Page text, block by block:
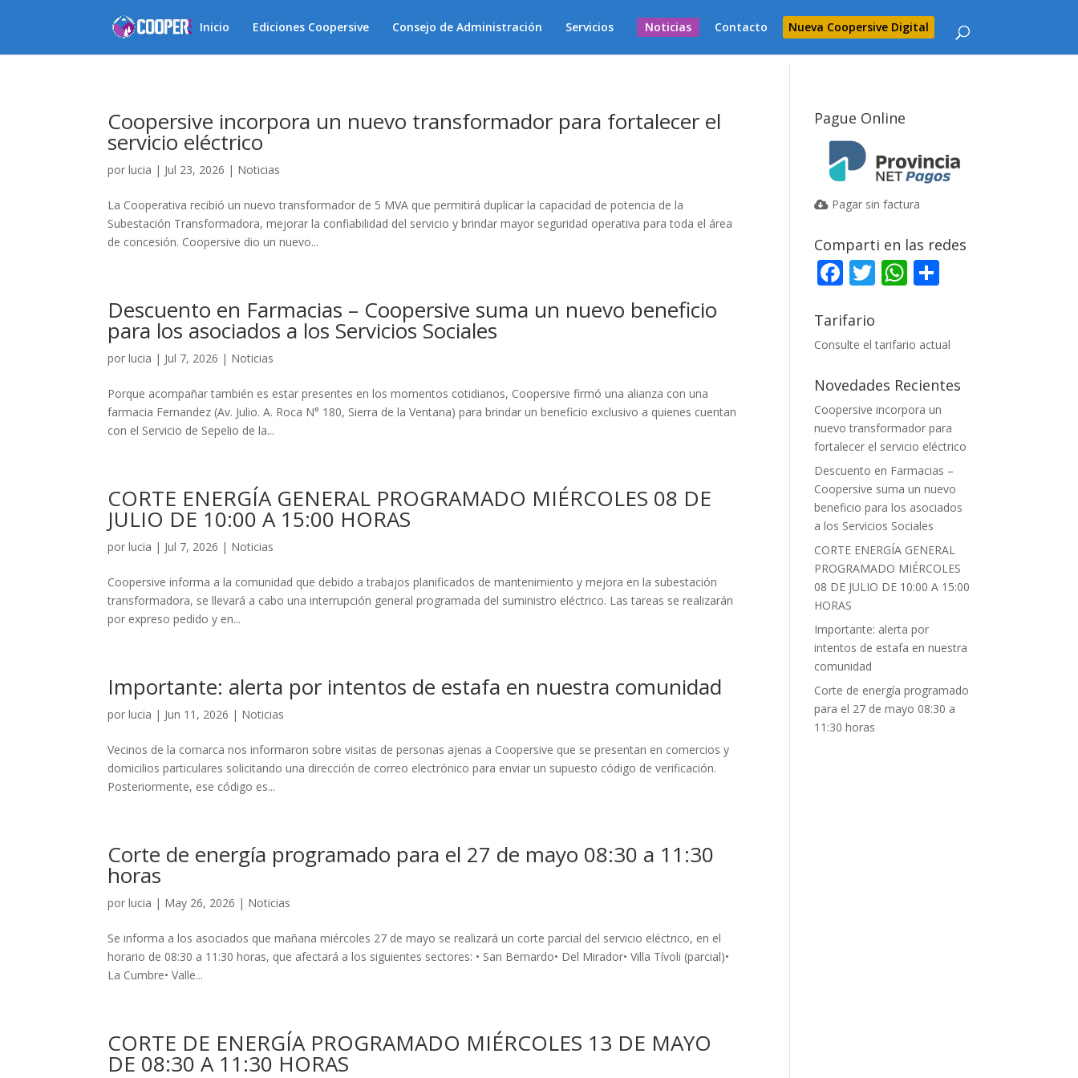
Inicio Ediciones Coopersive Consejo de Administración Servicios Noticias Contacto Nueva Coopersive Digital
Coopersive incorpora un nuevo transformador para fortalecer el
servicio eléctrico
porlucia | Jul 23, 2026 | Noticias
La Cooperativa recibió un nuevo transformador de 5 MVA que permitirá duplicar la capacidad de potencia de la
Subestación Transformadora, mejorar la confiabilidad del servicio y brindar mayor seguridad operativa para toda el área
de concesión. Coopersive dio un nuevo...
Descuento en Farmacias – Coopersive suma un nuevo beneficio
para los asociados a los Servicios Sociales
porlucia | Jul 7, 2026 | Noticias
Porque acompañar también es estar presentes en los momentos cotidianos, Coopersive firmó una alianza con una
farmacia Fernandez (Av. Julio. A. Roca N° 180, Sierra de la Ventana) para brindar un beneficio exclusivo a quienes cuentan
con el Servicio de Sepelio de la...
CORTE ENERGÍA GENERAL PROGRAMADO MIÉRCOLES 08 DE
JULIO DE 10:00 A 15:00 HORAS
porlucia | Jul 7, 2026 | Noticias
Coopersive informa a la comunidad que debido a trabajos planificados de mantenimiento y mejora en la subestación
transformadora, se llevará a cabo una interrupción general programada del suministro eléctrico. Las tareas se realizarán
por expreso pedido y en...
Importante: alerta por intentos de estafa en nuestra comunidad
porlucia | Jun 11, 2026 | Noticias
Vecinos de la comarca nos informaron sobre visitas de personas ajenas a Coopersive que se presentan en comercios y
domicilios particulares solicitando una dirección de correo electrónico para enviar un supuesto código de verificación.
Posteriormente, ese código es...
Corte de energía programado para el 27 de mayo 08:30 a 11:30
horas
porlucia | May 26, 2026 | Noticias
Se informa a los asociados que mañana miércoles 27 de mayo se realizará un corte parcial del servicio eléctrico, en el
horario de 08:30 a 11:30 horas, que afectará a los siguientes sectores: • San Bernardo• Del Mirador• Villa Tívoli (parcial)•
La Cumbre• Valle...
CORTE DE ENERGÍA PROGRAMADO MIÉRCOLES 13 DE MAYO
DE 08:30 A 11:30 HORAS
Pague Online
Pagar sin factura
Comparti en las redes
F
e
b
o
o
k
T
er
W
s
A
p
p
p
ar
ti
r
Tarifario
Consulte el tarifario actual
Novedades Recientes
Coopersive incorpora un
nuevo transformador para
fortalecer el servicio eléctrico
Descuento en Farmacias –
Coopersive suma un nuevo
beneficio para los asociados
a los Servicios Sociales
CORTE ENERGÍA GENERAL
PROGRAMADO MIÉRCOLES
08 DE JULIO DE 10:00 A 15:00
HORAS
Importante: alerta por
intentos de estafa en nuestra
comunidad
Corte de energía programado
para el 27 de mayo 08:30 a
11:30 horas